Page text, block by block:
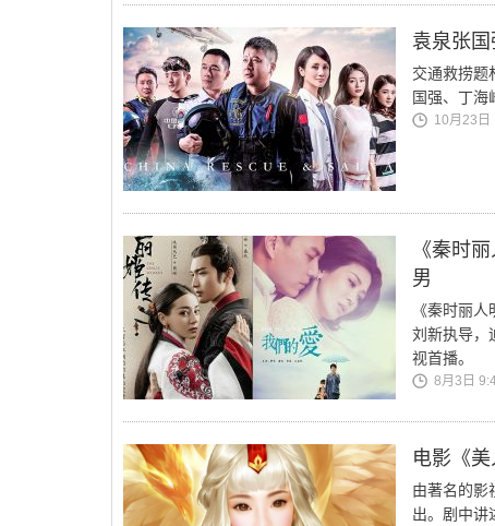
袁泉张
交通救捞题
国强、丁海
10月23日
《秦时
男
《秦时丽
刘新执导，
视首播。
8月3日
电影《
由著名的影
出。剧中讲